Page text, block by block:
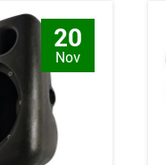
20
Nov